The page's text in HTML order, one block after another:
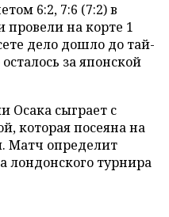
6:2, 7:6 (7:2) в
провели на корте 1
дело дошло до тай-
за японской
Осака сыграет с
которая посеяна на
Матч определит
лондонского турнира